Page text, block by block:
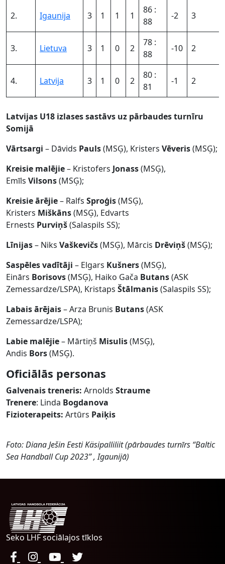
2. Igaunija 3 1 1 1
86 :
88
-2 3
3. Lietuva 3 1 0 2
78 :
88
-10 2
4. Latvija 3 1 0 2
80 :
81
-1 2
Latvijas U18 izlases sastāvs uz pārbaudes turnīru
Somijā
Vārtsargi – Dāvids Pauls(MSĢ), Kristers Vēveris(MSĢ);
Kreisie malējie– Kristofers Jonass(MSĢ),
Emīls Vilsons(MSĢ);
Kreisie ārējie– Ralfs Sproģis(MSĢ),
Kristers Miškāns(MSĢ), Edvarts
Ernests Purviņš(Salaspils SS);
Līnijas– Niks Vaškevičs(MSĢ), Mārcis Drēviņš(MSĢ);
Saspēles vadītāji – Elgars Kušners(MSĢ),
Einārs Borisovs(MSĢ), Haiko Gača Butans(ASK
Zemessardze/LSPA), Kristaps Štālmanis(Salaspils SS);
Labais ārējais– Arza Brunis Butans(ASK
Zemessardze/LSPA);
Labie malējie– Mārtiņš Misulis(MSĢ),
Andis Bors(MSĢ).
Oficiālās personas
Galvenais treneris: Arnolds Straume
Trenere: Linda Bogdanova
Fizioterapeits: Artūrs Paiķis
Foto: Diana Ješin Eesti Käsipalliliit (pārbaudes turnīrs “Baltic
Sea Handball Cup 2023” , Igaunijā)
Seko LHF sociālajos tīklos